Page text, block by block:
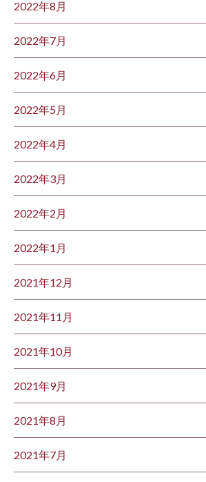
2022年8月
2022年7月
2022年6月
2022年5月
2022年4月
2022年3月
2022年2月
2022年1月
2021年12月
2021年11月
2021年10月
2021年9月
2021年8月
2021年7月